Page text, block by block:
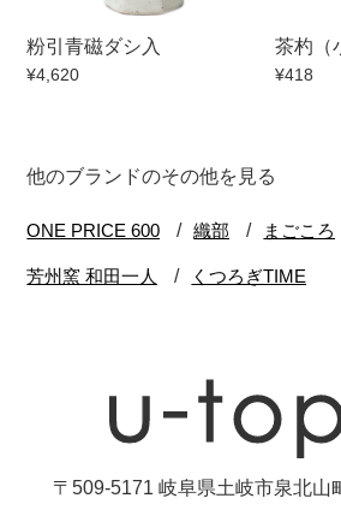
粉引青磁ダシ入
¥4,620
茶杓（
¥418
他のブランドのその他を見る
〒509-5171 岐阜県土岐市泉北山